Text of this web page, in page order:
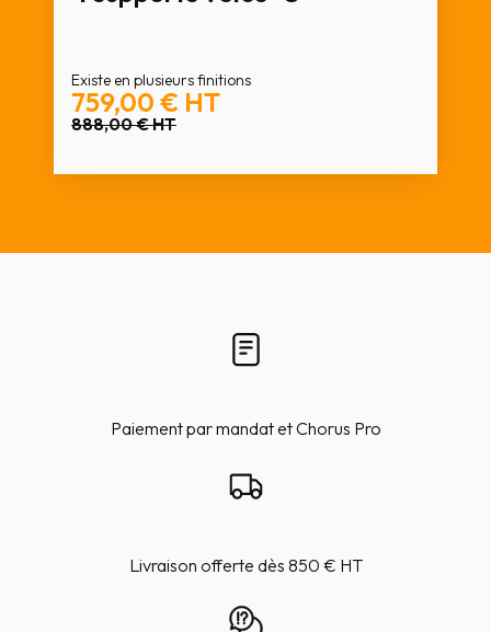
Existe en plusieurs finitions
759,00 € HT
888,00 €HT
Paiement par mandat et Chorus Pro
Livraison offerte dès 850 € HT